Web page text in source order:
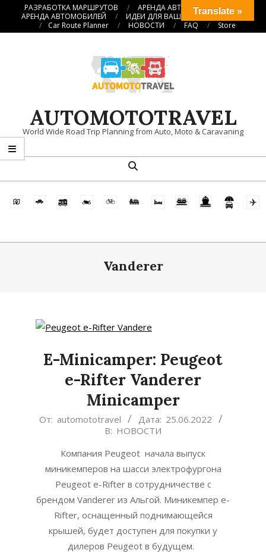
ПерейтиРАЗРАБОТКА МАРШРУТОВ
АРЕНДА АВТОКЕМПЕРОВ
АРЕНДА АВТОМОБИЛЕЙ
ИДЕИ ДЛЯ ВАШИХ ПУТЕШЕСТВИЙ
Car Route Planner
НОВОСТИ FAQ Store
AUTOMOTOTRAVEL
World Wide Road Trip Planning from Auto, Moto & Caravaning
Главное
навигационное
Поиск
Vanderer
E-Minicamper: Peugeot
e-Rifter Vanderer
Minicamper
2022-
От: automototravel Дата: 25.06.2022
В: НОВОСТИ
Компания Peugeot начала выпуск
миникемперов на шасси электрофургона
Peugeot e-Rifter в сотрудничестве с
брендом Vanderer из Альгой. Миникемпер e-
Rifter, оснащенный поднимающейся
крышей, будет доступен для покупки у
дилеров Peugeot в будущем.
Translate »